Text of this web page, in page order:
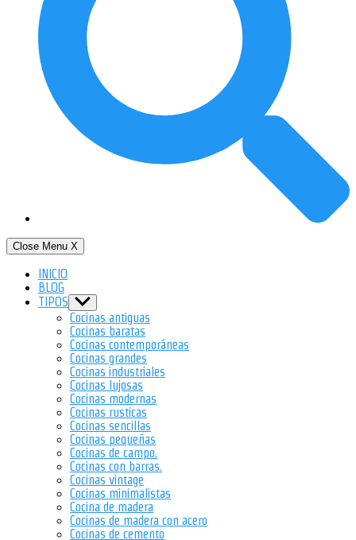
Close Menu X
INICIO
BLOG
TIPOS Show
sub
menu
Cocinas antiguas
Cocinas baratas
Cocinas contemporáneas
Cocinas grandes
Cocinas industriales
Cocinas lujosas
Cocinas modernas
Cocinas rusticas
Cocinas sencillas
Cocinas pequeñas
Cocinas de campo.
Cocinas con barras.
Cocinas vintage
Cocinas minimalistas
Cocina de madera
Cocinas de madera con acero
Cocinas de cemento